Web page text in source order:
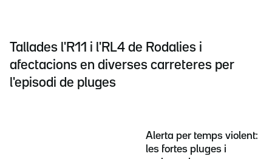
Tallades l'R11 i l'RL4 de Rodalies i
afectacions en diverses carreteres per
l'episodi de pluges
Alerta per temps violent:
les fortes pluges i